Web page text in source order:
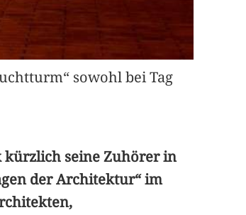
sowohl bei Tag
kürzlich seine Zuhörer in
der Architektur“ im